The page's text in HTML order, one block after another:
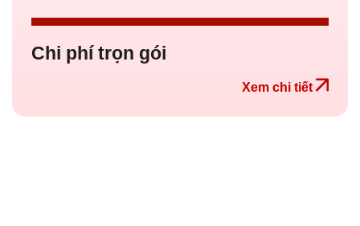
Chi phí trọn gói
Xem chi tiết